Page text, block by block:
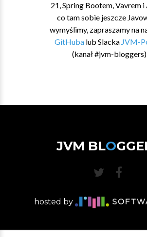
21, Spring Bootem, Vavrem
co tam sobie jeszcze
wymyślimy, zapraszamy na
GitHubalub Slacka JVM-
(kanał #jvm-bloggers)
JVM BLO
hosted by